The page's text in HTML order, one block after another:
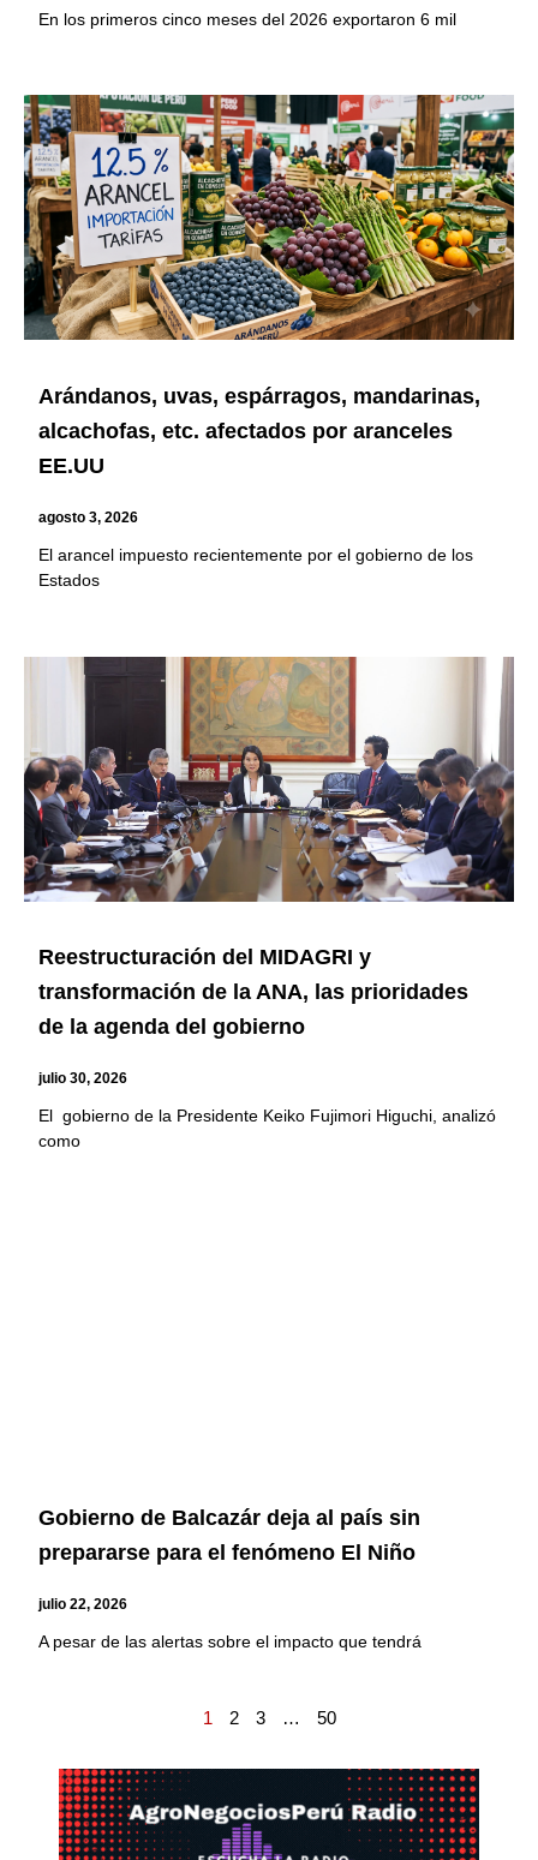
En los primeros cinco meses del 2026 exportaron 6 mil
Arándanos, uvas, espárragos, mandarinas,
alcachofas, etc. afectados por aranceles
EE.UU
agosto 3, 2026
El arancel impuesto recientemente por el gobierno de los
Estados
Reestructuración del MIDAGRI y
transformación de la ANA, las prioridades
de la agenda del gobierno
julio 30, 2026
El gobierno de la Presidente Keiko Fujimori Higuchi, analizó
como
Gobierno de Balcazár deja al país sin
prepararse para el fenómeno El Niño
julio 22, 2026
A pesar de las alertas sobre el impacto que tendrá
1 2 3 … 50